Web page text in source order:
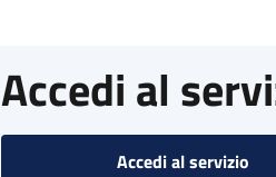
Accedi al
Accedi al servizio